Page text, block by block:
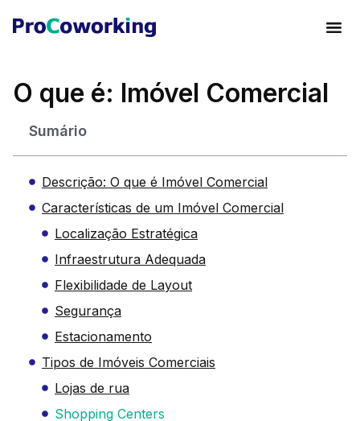
O que é: Imóvel Comercial
Sumário
Descrição: O que é Imóvel Comercial
Características de um Imóvel Comercial
Localização Estratégica
Infraestrutura Adequada
Flexibilidade de Layout
Segurança
Estacionamento
Tipos de Imóveis Comerciais
Lojas de rua
Shopping Centers